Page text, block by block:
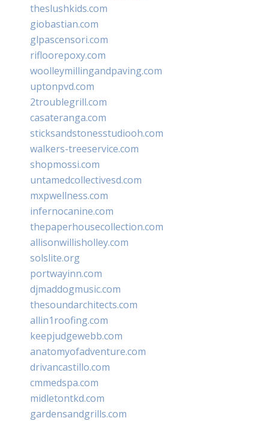
theslushkids.com
giobastian.com
glpascensori.com
rifloorepoxy.com
woolleymillingandpaving.com
uptonpvd.com
2troublegrill.com
casateranga.com
sticksandstonesstudiooh.com
walkers-treeservice.com
shopmossi.com
untamedcollectivesd.com
mxpwellness.com
infernocanine.com
thepaperhousecollection.com
allisonwillisholley.com
solslite.org
portwayinn.com
djmaddogmusic.com
thesoundarchitects.com
allin1roofing.com
keepjudgewebb.com
anatomyofadventure.com
drivancastillo.com
cmmedspa.com
midletontkd.com
gardensandgrills.com